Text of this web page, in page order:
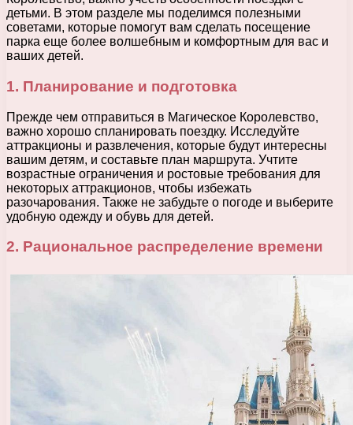
детьми. В этом разделе мы поделимся полезными
советами, которые помогут вам сделать посещение
парка еще более волшебным и комфортным для вас и
ваших детей.
1. Планирование и подготовка
Прежде чем отправиться в Магическое Королевство,
важно хорошо спланировать поездку. Исследуйте
аттракционы и развлечения, которые будут интересны
вашим детям, и составьте план маршрута. Учтите
возрастные ограничения и ростовые требования для
некоторых аттракционов, чтобы избежать
разочарования. Также не забудьте о погоде и выберите
удобную одежду и обувь для детей.
2. Рациональное распределение времени